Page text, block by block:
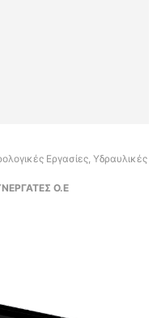
Εργασίες, Υδραυλικές
Ο.Ε